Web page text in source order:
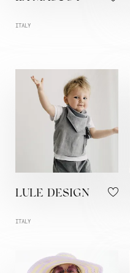
ITALY
LULE DESIGN
ITALY